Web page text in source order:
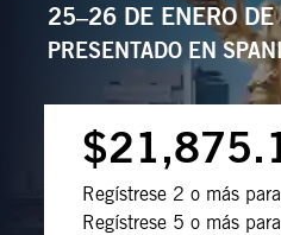
25–26 DE ENERO
PRESENTADO EN
Regístrese 2 o más
Regístrese 5 o más